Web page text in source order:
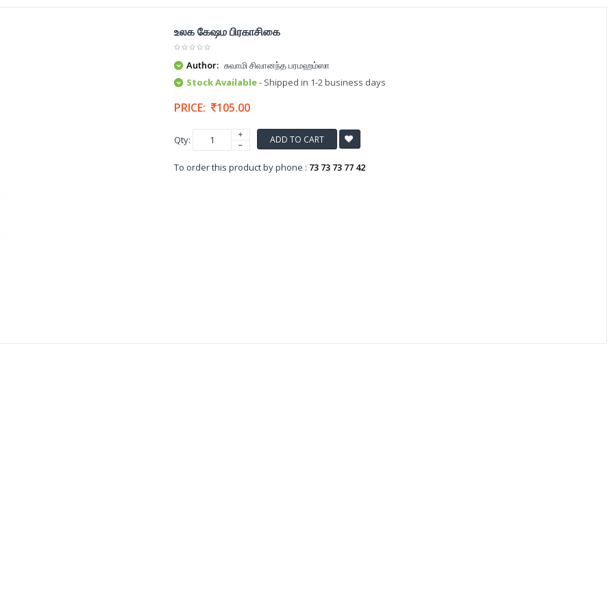
உலக கேஷம பிரகாசிகை
Author: சுவாமி சிவானந்த பரமஹம்ஸா
Stock Available- Shipped in 1-2 business days
PRICE: 105.00
Qty: ADD TO CART
To order this product by phone : 73 73 73 77 42